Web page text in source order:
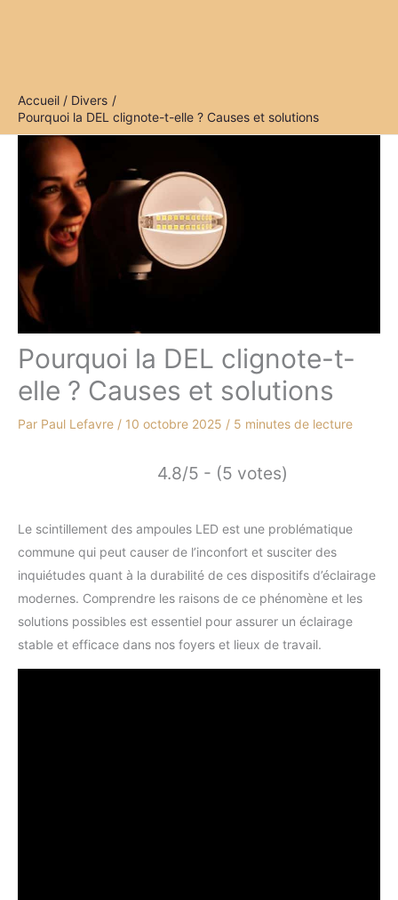
Accueil
Divers
Pourquoi la DEL clignote-t-elle ? Causes et solutions
Pourquoi la DEL clignote-t-
elle ? Causes et solutions
Par Paul Lefavre / 10 octobre 2025 / 5 minutes de lecture
4.8/5 - (5 votes)
Le scintillement des ampoules LED est une problématique
commune qui peut causer de l’inconfort et susciter des
inquiétudes quant à la durabilité de ces dispositifs d’éclairage
modernes. Comprendre les raisons de ce phénomène et les
solutions possibles est essentiel pour assurer un éclairage
stable et efficace dans nos foyers et lieux de travail.